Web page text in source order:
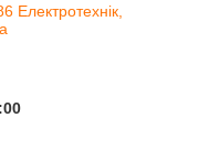
Електротехнік,